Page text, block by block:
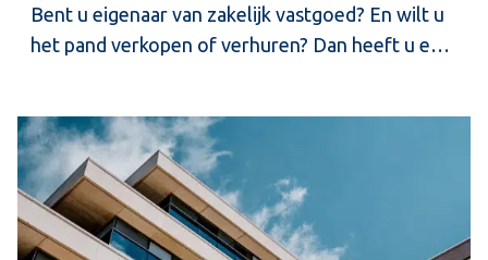
Bent u eigenaar van zakelijk vastgoed? En wilt u
het pand verkopen of verhuren? Dan heeft u een
energielabel te hebben.